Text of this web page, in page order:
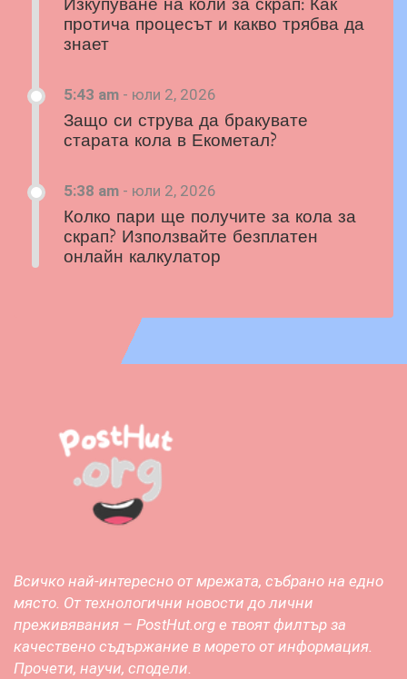
Изкупуване на коли за скрап: Как
протича процесът и какво трябва да
знает
5:43 am - юли 2, 2026
Защо си струва да бракувате
старата кола в Екометал?
5:38 am - юли 2, 2026
Колко пари ще получите за кола за
скрап? Използвайте безплатен
онлайн калкулатор
Всичко най-интересно от мрежата, събрано на едно
място. От технологични новости до лични
преживявания – PostHut.org е твоят филтър за
качествено съдържание в морето от информация.
Прочети, научи, сподели.